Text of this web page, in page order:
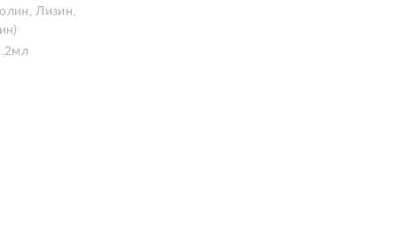
Лизин,